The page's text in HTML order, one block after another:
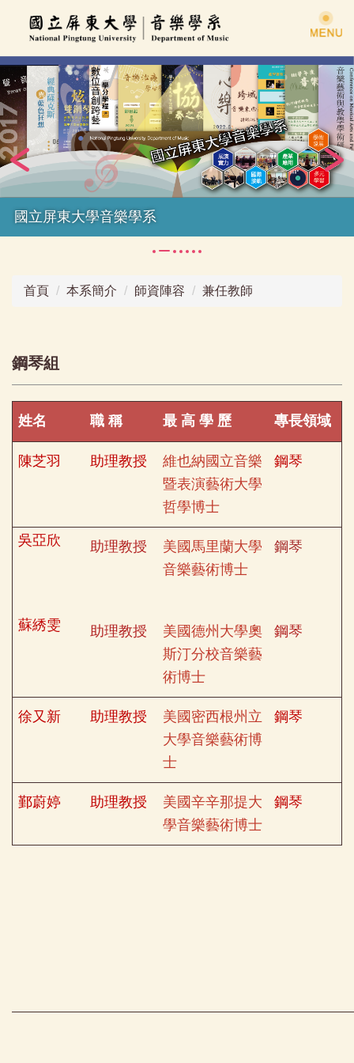
要
內
容
區
國立屏東大學音樂學系
首頁 本系簡介 師資陣容 兼任教師
鋼琴組
姓名 職 稱 最 高 學 歷 專長領域
陳芝羽 助理教授
維也納國立音樂
暨表演藝術大學
哲學博士
鋼琴
吳亞欣 助理教授
美國馬里蘭大學
音樂藝術博士
鋼琴
蘇綉雯 助理教授
美國德州大學奧
斯汀分校音樂藝
術博士
鋼琴
徐又新 助理教授
美國密西根州立
大學音樂藝術博
士
鋼琴
鄞蔚婷 助理教授
美國辛辛那提大
學音樂藝術博士
鋼琴